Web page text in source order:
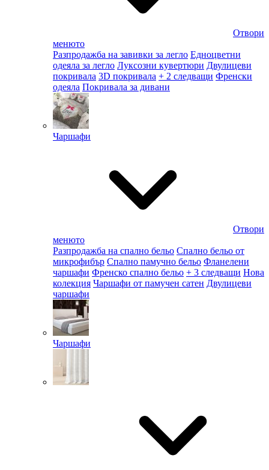
Отвори
менюто
Разпродажба на завивки за легло Едноцветни
одеяла за легло Луксозни кувертюри Двулицеви
покривала 3D покривала + 2 следващи Френски
одеяла Покривала за дивани
Чаршафи
Отвори
менюто
Разпродажба на спално бельо Спално бельо от
микрофибър Спално памучно бельо Фланелени
чаршафи Френско спално бельо + 3 следващи Нова
колекция Чаршафи от памучен сатен Двулицеви
чаршафи
Чаршафи